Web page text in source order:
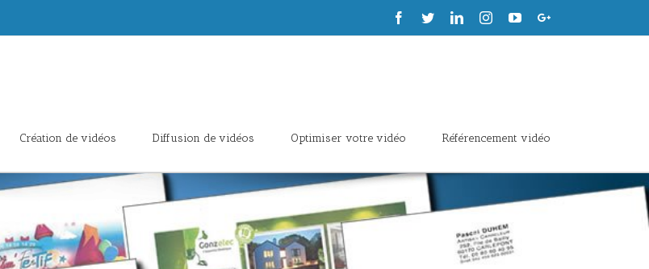
Facebook
TwitterLinkedinInstagram
YoutubeGoogle+
Création de vidéos Diffusion de vidéos Optimiser votre vidéo Référencement vidéo